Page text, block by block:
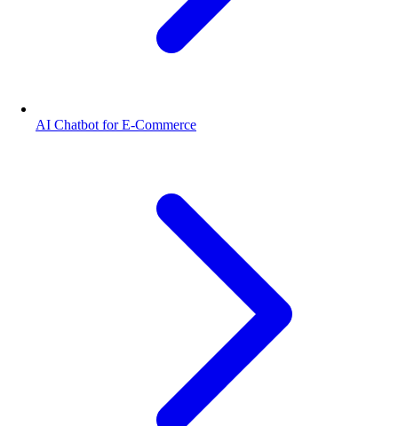
AI Chatbot for E-Commerce